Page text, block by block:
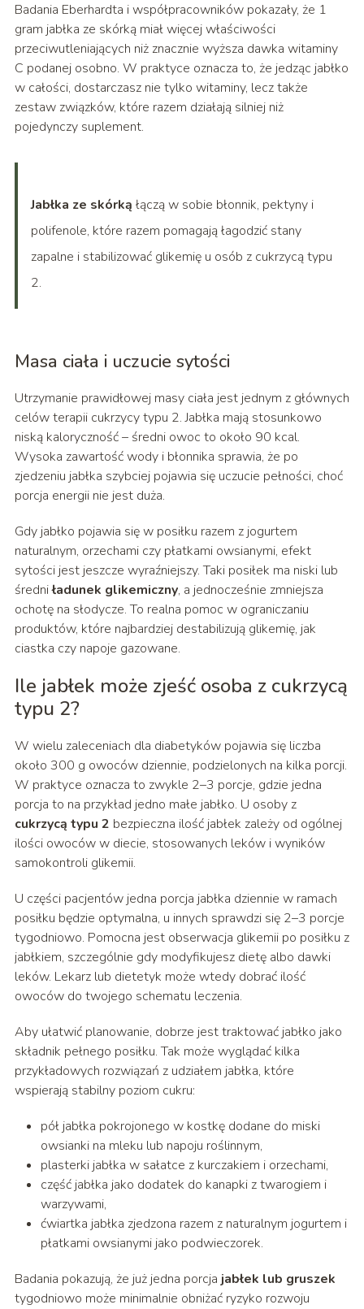
Badania Eberhardta i współpracowników pokazały, że 1
gram jabłka ze skórką miał więcej właściwości
przeciwutleniających niż znacznie wyższa dawka witaminy
C podanej osobno. W praktyce oznacza to, że jedząc jabłko
w całości, dostarczasz nie tylko witaminy, lecz także
zestaw związków, które razem działają silniej niż
pojedynczy suplement.
Jabłka ze skórką łączą w sobie błonnik, pektyny i
polifenole, które razem pomagają łagodzić stany
zapalne i stabilizować glikemię u osób z cukrzycą typu
2.
Masa ciała i uczucie sytości
Utrzymanie prawidłowej masy ciała jest jednym z głównych
celów terapii cukrzycy typu 2. Jabłka mają stosunkowo
niską kaloryczność – średni owoc to około 90 kcal.
Wysoka zawartość wody i błonnika sprawia, że po
zjedzeniu jabłka szybciej pojawia się uczucie pełności, choć
porcja energii nie jest duża.
Gdy jabłko pojawia się w posiłku razem z jogurtem
naturalnym, orzechami czy płatkami owsianymi, efekt
sytości jest jeszcze wyraźniejszy. Taki posiłek ma niski lub
średniładunek glikemiczny, a jednocześnie zmniejsza
ochotę na słodycze. To realna pomoc w ograniczaniu
produktów, które najbardziej destabilizują glikemię, jak
ciastka czy napoje gazowane.
Ile jabłek może zjeść osoba z cukrzycą
typu 2?
W wielu zaleceniach dla diabetyków pojawia się liczba
około 300 g owoców dziennie, podzielonych na kilka porcji.
W praktyce oznacza to zwykle 2–3 porcje, gdzie jedna
porcja to na przykład jedno małe jabłko. U osoby z
cukrzycą typu 2 bezpieczna ilość jabłek zależy od ogólnej
ilości owoców w diecie, stosowanych leków i wyników
samokontroli glikemii.
U części pacjentów jedna porcja jabłka dziennie w ramach
posiłku będzie optymalna, u innych sprawdzi się 2–3 porcje
tygodniowo. Pomocna jest obserwacja glikemii po posiłku z
jabłkiem, szczególnie gdy modyfikujesz dietę albo dawki
leków. Lekarz lub dietetyk może wtedy dobrać ilość
owoców do twojego schematu leczenia.
Aby ułatwić planowanie, dobrze jest traktować jabłko jako
składnik pełnego posiłku. Tak może wyglądać kilka
przykładowych rozwiązań z udziałem jabłka, które
wspierają stabilny poziom cukru:
pół jabłka pokrojonego w kostkę dodane do miski
owsianki na mleku lub napoju roślinnym,
plasterki jabłka w sałatce z kurczakiem i orzechami,
część jabłka jako dodatek do kanapki z twarogiem i
warzywami,
ćwiartka jabłka zjedzona razem z naturalnym jogurtem i
płatkami owsianymi jako podwieczorek.
Badania pokazują, że już jedna porcja jabłek lub gruszek
tygodniowo może minimalnie obniżać ryzyko rozwoju